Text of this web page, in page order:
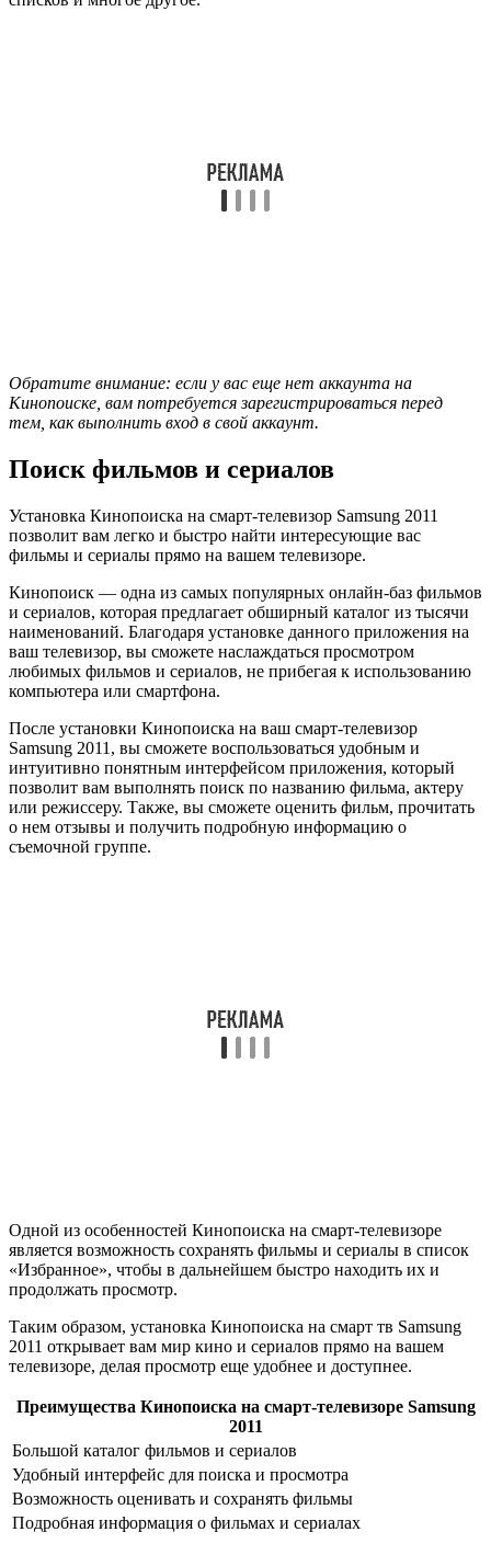
Обратите внимание: если у вас еще нет аккаунта на
Кинопоиске, вам потребуется зарегистрироваться перед
тем, как выполнить вход в свой аккаунт.
Поиск фильмов и сериалов
Установка Кинопоиска на смарт-телевизор Samsung 2011
позволит вам легко и быстро найти интересующие вас
фильмы и сериалы прямо на вашем телевизоре.
Кинопоиск — одна из самых популярных онлайн-баз фильмов
и сериалов, которая предлагает обширный каталог из тысячи
наименований. Благодаря установке данного приложения на
ваш телевизор, вы сможете наслаждаться просмотром
любимых фильмов и сериалов, не прибегая к использованию
компьютера или смартфона.
После установки Кинопоиска на ваш смарт-телевизор
Samsung 2011, вы сможете воспользоваться удобным и
интуитивно понятным интерфейсом приложения, который
позволит вам выполнять поиск по названию фильма, актеру
или режиссеру. Также, вы сможете оценить фильм, прочитать
о нем отзывы и получить подробную информацию о
съемочной группе.
Одной из особенностей Кинопоиска на смарт-телевизоре
является возможность сохранять фильмы и сериалы в список
«Избранное», чтобы в дальнейшем быстро находить их и
продолжать просмотр.
Таким образом, установка Кинопоиска на смарт тв Samsung
2011 открывает вам мир кино и сериалов прямо на вашем
телевизоре, делая просмотр еще удобнее и доступнее.
Преимущества Кинопоиска на смарт-телевизоре Samsung
2011
Большой каталог фильмов и сериалов
Удобный интерфейс для поиска и просмотра
Возможность оценивать и сохранять фильмы
Подробная информация о фильмах и сериалах